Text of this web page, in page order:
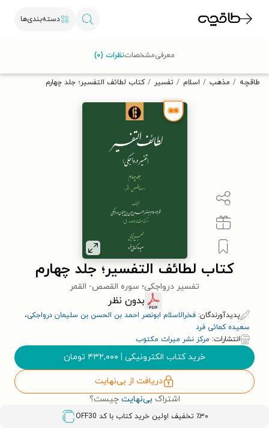
دسته‌بندی‌ها
تخفیف از طاقچه دریافت کن.
طاقچه مذهب اسلام تفسیر کتاب لطائف التفسیر؛ جلد چهارم
کتاب لطائف التفسیر؛ جلد چهارم
تفسیر درواجکی؛ سوره القصص- القمر
بدون نظر
پدیدآورندگان: فخرالاسلام ابونصر احمد بن الحسن بن سلیمان درواجکی،
سعیده کمائی فرد
انتشارات: مرکز نشر میراث مکتوب
خرید کتاب الکترونیکی | ۴۳۲,۰۰۰ تومان
دریافت از بی‌نهایت
اشتراک بی‌نهایت چیست؟
٪۳۰ تخفیف اولین خرید کتاب با کد OFF30
معرفیمشخصاتنظرات (۰)